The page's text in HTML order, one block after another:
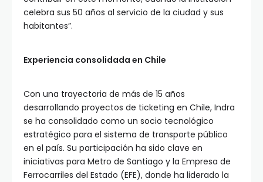
celebra sus 50 años al servicio de la ciudad y sus
habitantes”.
Experiencia consolidada en Chile
Con una trayectoria de más de 15 años
desarrollando proyectos de ticketing en Chile, Indra
se ha consolidado como un socio tecnológico
estratégico para el sistema de transporte público
en el país. Su participación ha sido clave en
iniciativas para Metro de Santiago y la Empresa de
Ferrocarriles del Estado (EFE), donde ha liderado la